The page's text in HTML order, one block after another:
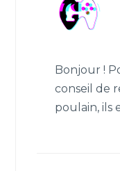
Bonjour !
conseil de
poulain, ils